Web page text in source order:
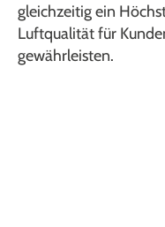
gleichzeitig ein
Luftqualität für
gewährleisten.